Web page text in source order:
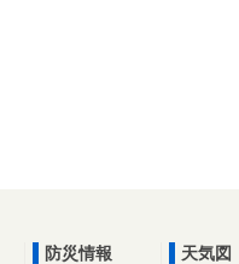
防災情報
天気図